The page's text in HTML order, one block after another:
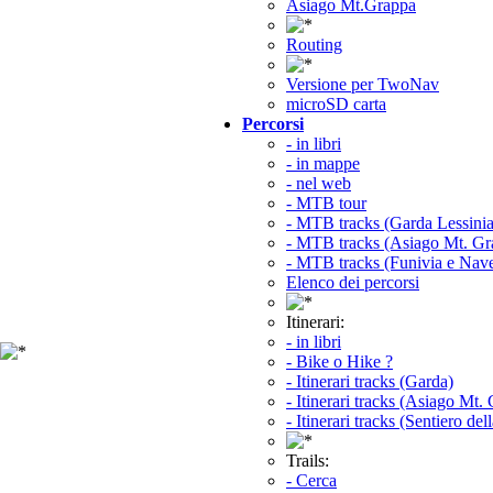
Asiago Mt.Grappa
Routing
Versione per TwoNav
microSD carta
Percorsi
- in libri
- in mappe
- nel web
- MTB tour
- MTB tracks (Garda
- MTB tracks (Asiago Mt.
- MTB tracks (Funivia e
Elenco dei percorsi
Itinerari:
- in libri
- Bike o Hike ?
- Itinerari tracks (Garda)
- Itinerari tracks (Asiago Mt.
- Itinerari tracks (Sentiero
Trails:
- Cerca